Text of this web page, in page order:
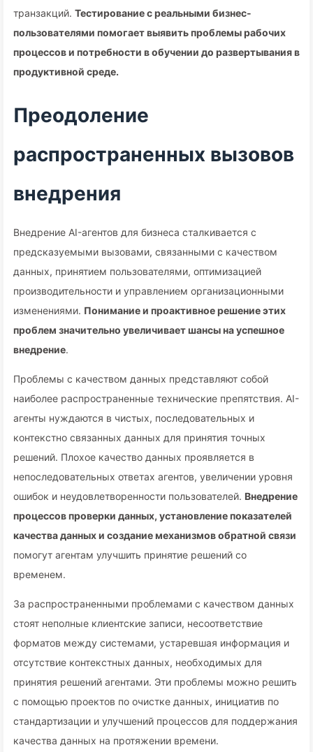
транзакций. Тестирование с реальными бизнес-
пользователями помогает выявить проблемы рабочих
процессов и потребности в обучении до развертывания в
продуктивной среде.
Преодоление
распространенных вызовов
внедрения
Внедрение AI-агентов для бизнеса сталкивается с
предсказуемыми вызовами, связанными с качеством
данных, принятием пользователями, оптимизацией
производительности и управлением организационными
изменениями. Понимание и проактивное решение этих
проблем значительно увеличивает шансы на успешное
внедрение.
Проблемы с качеством данных представляют собой
наиболее распространенные технические препятствия. AI-
агенты нуждаются в чистых, последовательных и
контекстно связанных данных для принятия точных
решений. Плохое качество данных проявляется в
непоследовательных ответах агентов, увеличении уровня
ошибок и неудовлетворенности пользователей. Внедрение
процессов проверки данных, установление показателей
качества данных и создание механизмов обратной связи
помогут агентам улучшить принятие решений со
временем.
За распространенными проблемами с качеством данных
стоят неполные клиентские записи, несоответствие
форматов между системами, устаревшая информация и
отсутствие контекстных данных, необходимых для
принятия решений агентами. Эти проблемы можно решить
с помощью проектов по очистке данных, инициатив по
стандартизации и улучшений процессов для поддержания
качества данных на протяжении времени.